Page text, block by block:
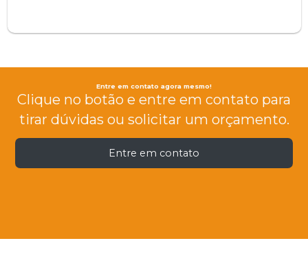
Entre em contato agora mesmo!
Clique no botão e entre em contato para
tirar dúvidas ou solicitar um orçamento.
Entre em contato